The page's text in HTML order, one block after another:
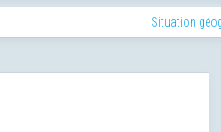
Situation